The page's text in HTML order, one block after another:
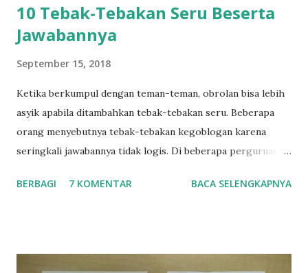
10 Tebak-Tebakan Seru Beserta
Jawabannya
September 15, 2018
Ketika berkumpul dengan teman-teman, obrolan bisa lebih
asyik apabila ditambahkan tebak-tebakan seru. Beberapa
orang menyebutnya tebak-tebakan kegoblogan karena
seringkali jawabannya tidak logis. Di beberapa perguruan
taplok (tata tertib kelompok) atau mentor kelompok
Black Magic, namun dapat berupa Blue Magic, Polkadot
BERBAGI 7 KOMENTAR BACA SELENGKAPNYA